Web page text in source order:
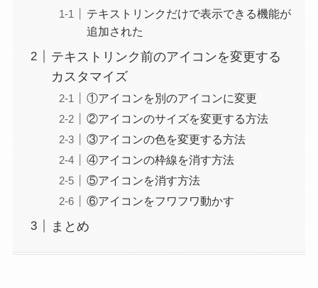
テキストリンクだけで表示できる機能が
追加された
テキストリンク前のアイコンを変更する
カスタマイズ
①アイコンを別のアイコンに変更
②アイコンのサイズを変更する方法
③アイコンの色を変更する方法
④アイコンの枠線を消す方法
⑤アイコンを消す方法
⑥アイコンをフワフワ動かす
まとめ